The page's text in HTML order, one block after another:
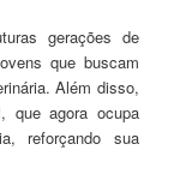
gerações de
que buscam
Além disso,
que agora ocupa
reforçando sua